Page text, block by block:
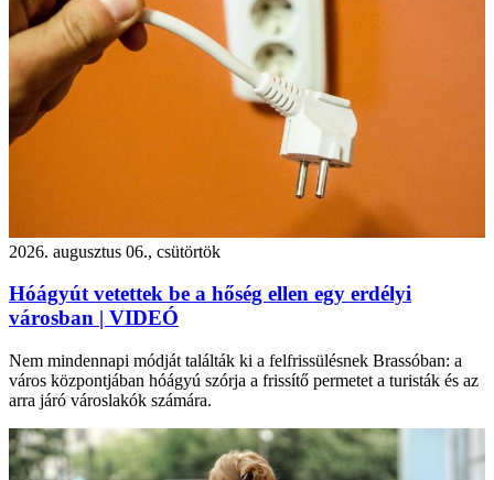
2026. augusztus 06., csütörtök
Hóágyút vetettek be a hőség ellen egy erdélyi
városban | VIDEÓ
Nem mindennapi módját találták ki a felfrissülésnek Brassóban: a
város központjában hóágyú szórja a frissítő permetet a turisták és az
arra járó városlakók számára.